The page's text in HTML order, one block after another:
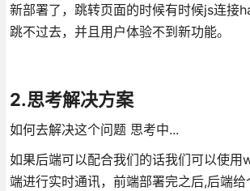
新部署了，跳转页面的时候有时候js连接
跳不过去，并且用户体验不到新功能。
2.思考解决方案
如何去解决这个问题 思考中...
如果后端可以配合我们的话我们可以使
端进行实时通讯，前端部署完之后,后端